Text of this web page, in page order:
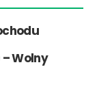
Wolny